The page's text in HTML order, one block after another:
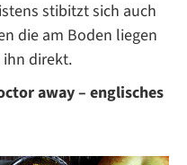
stibitzt sich auch
die am Boden liegen
direkt.
away – englisches